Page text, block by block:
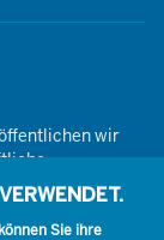
wir
der Neutralität,
und der
Sie ihre